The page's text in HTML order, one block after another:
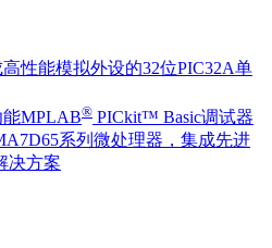
性能模拟外设的32位PIC32A单
能MPLAB® PICkit™ Basic调试器
系列微处理器，集成先进
决方案